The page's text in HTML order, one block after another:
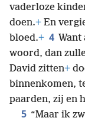
vaderloze
doen.+ En
bloed.+ 4
woord, dan
David zitten+
binnenkomen,
paarden, zij en
5 “Maar ik